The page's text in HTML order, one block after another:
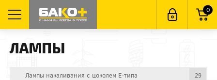
0
ЛАМПЫ
Лампы накаливания с цоколем E-типа 29